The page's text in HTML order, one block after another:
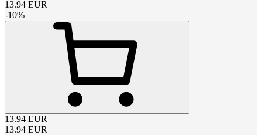
13.94 EUR
-10%
13.94 EUR
13.94 EUR